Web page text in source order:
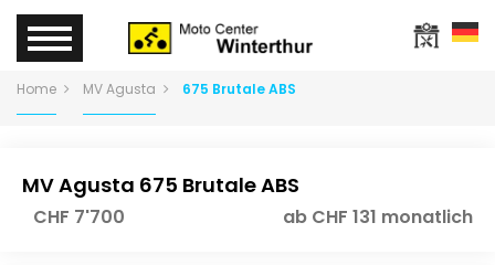
Home MV Agusta 675 Brutale ABS
MV Agusta 675 Brutale ABS
CHF 7'700 ab CHF 131 monatlich